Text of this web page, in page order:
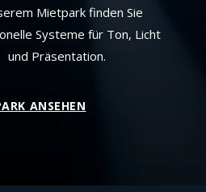
Mietpark finden Sie
Systeme für Ton, Licht
und Präsentation.
ANSEHEN